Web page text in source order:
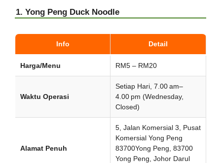
1. Yong Peng Duck Noodle
Info Detail
Harga/Menu RM5 – RM20
Waktu Operasi
Setiap Hari, 7.00 am–
4.00 pm (Wednesday,
Closed)
Alamat Penuh
5, Jalan Komersial 3, Pusat
Komersial Yong Peng
83700Yong Peng, 83700
Yong Peng, Johor Darul